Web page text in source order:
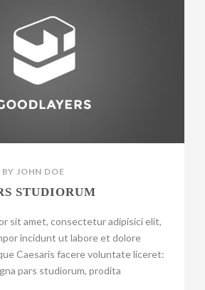
BYJOHN DOE
STUDIORUM
sit amet, consectetur adipisici elit,
incidunt ut labore et dolore
Caesaris facere voluntate liceret:
pars studiorum, prodita